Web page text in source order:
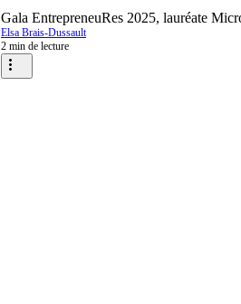
Gala EntrepreneuRes 2025, lauréate
Elsa Brais-Dussault
2 min de lecture